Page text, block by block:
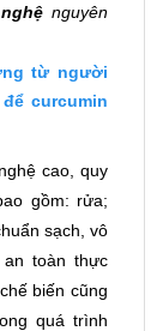
nguyên
từ người
curcumin
cao, quy
gồm: rửa;
sạch, vô
toàn thực
biến cũng
quá trình